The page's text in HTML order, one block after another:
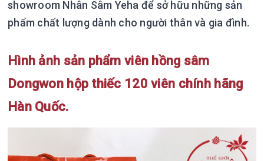
showroom Nhân Sâm Yeha để sở hữu những sản
phẩm chất lượng dành cho người thân và gia đình.
Hình ảnh sản phẩm viên hồng sâm
Dongwon hộp thiếc 120 viên chính hãng
Hàn Quốc.